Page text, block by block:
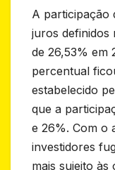
A participação
juros definidos
de 26,53% em
percentual
estabelecido
que a
e 26%. Com o
investidores
mais sujeito às